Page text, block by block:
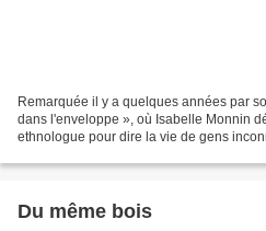
Remarquée il y a quelques années par
dans l'enveloppe », où Isabelle Monnin
ethnologue pour dire la vie de gens
Du même bois